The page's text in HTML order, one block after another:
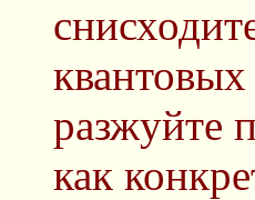
разжуйте
как